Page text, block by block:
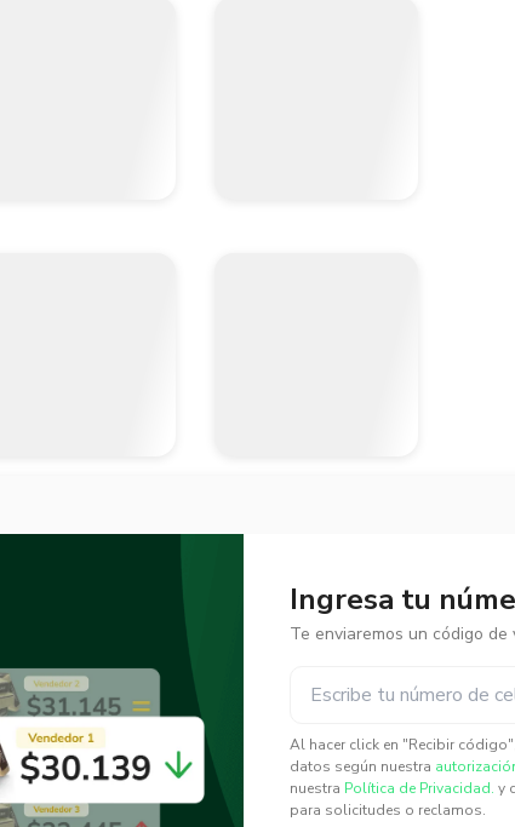
Ingresa tu
Te enviaremos un código de
Al hacer click en "Recibir
datos según nuestra
nuestra Política de Privacidad. y
para solicitudes o reclamos.